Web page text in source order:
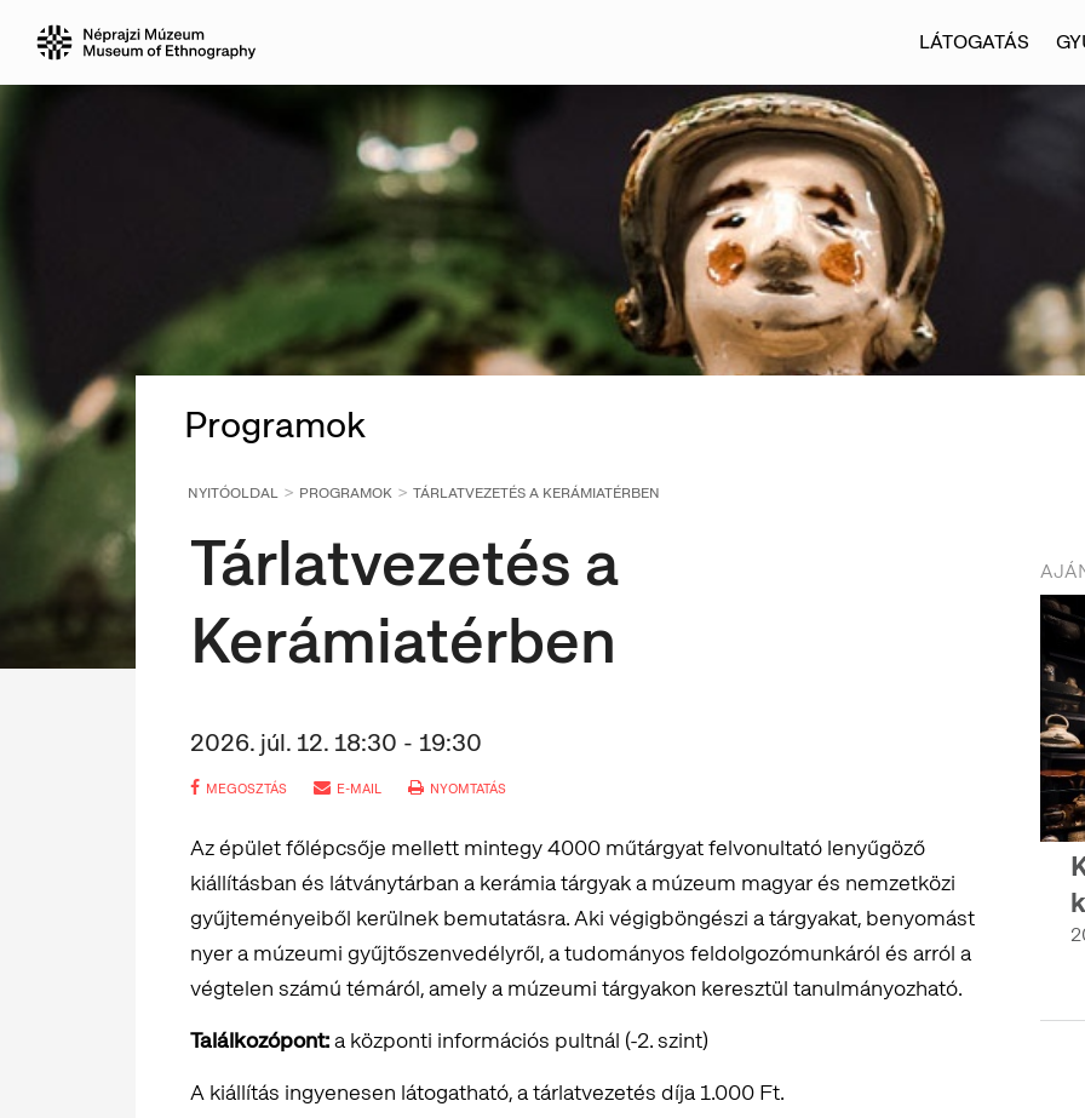
LÁTOGATÁS
Programok
NYITÓOLDAL PROGRAMOK TÁRLATVEZETÉS A KERÁMIATÉRBEN
Tárlatvezetés a
Kerámiatérben
2026. júl. 12. 18:30 - 19:30
MEGOSZTÁS E-MAIL NYOMTATÁS
Az épület főlépcsője mellett mintegy 4000 műtárgyat felvonultató lenyűgöző
kiállításban és látványtárban a kerámia tárgyak a múzeum magyar és nemzetközi
gyűjteményeiből kerülnek bemutatásra. Aki végigböngészi a tárgyakat, benyomást
nyer a múzeumi gyűjtőszenvedélyről, a tudományos feldolgozómunkáról és arról a
végtelen számú témáról, amely a múzeumi tárgyakon keresztül tanulmányozható.
Találkozópont:a központi információs pultnál (-2. szint)
A kiállítás ingyenesen látogatható, a tárlatvezetés díja 1.000 Ft.